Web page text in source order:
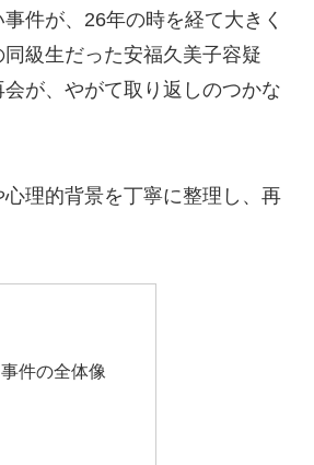
件が、26年の時を経て大きく
級生だった安福久美子容疑
が、やがて取り返しのつかな
理的背景を丁寧に整理し、再
件の全体像